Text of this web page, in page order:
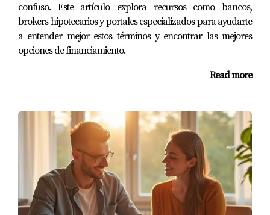
problemas.
¿La preaprobación garantiza que obtendré el
préstamo?
No garantiza un préstamo definitivo, pero sí demuestra
Con mi experiencia en el sector inmobiliario y un enfoque
centrado en ti, estoy aquí para facilitarte el camino hacia
tu nueva casa en Miami. Si tienes preguntas o necesitas
orientación personalizada, no dudes en contactarme al
(786) 443-5501
. Estoy listo para ayudarte en cada paso del
proceso.
confuso. Este artículo explora recursos como bancos,
brokers hipotecarios y portales especializados para ayudarte
a entender mejor estos términos y encontrar las mejores
opciones de financiamiento.
Read more